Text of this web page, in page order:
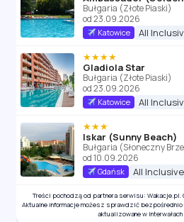
Bułgaria (Złote Piaski)
od 23.09.2026
Katowice All
★★★★
Gladiola Star
Bułgaria (Złote Piaski)
od 23.09.2026
Katowice All
★★★
Iskar (Sunny Beach)
Bułgaria (Słoneczny
od 10.09.2026
Gdańsk All Inclusive
Treści pochodzą od partnera serwisu: Wakacje.pl.
Aktualne informacje możesz sprawdzić bezpośrednio
aktualizowane w